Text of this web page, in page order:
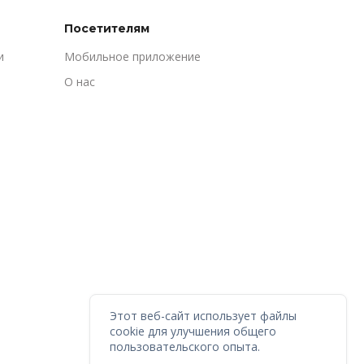
Посетителям
Мобильное приложение
О нас
Этот веб-сайт использует файлы
cookie для улучшения общего
пользовательского опыта.